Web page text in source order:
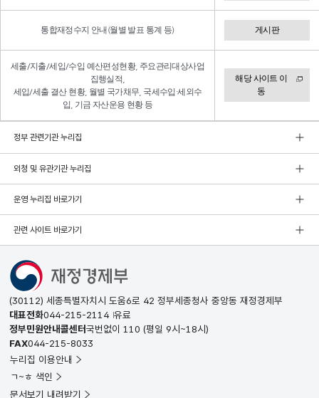
통합재정수지 안내(월별 발표 통계 등) 게시판
세출/지출/세입/수입 예산편성현황, 주요관리대상사업
집행실적,
세입/세출 결산 현황, 월별 국가채무, 국세수입·세외수
입, 기금 자산운용 현황 등
해당 사이트 이
동
정부 관련기관 누리집
외청 및 유관기관 누리집
운영 누리집 바로가기
관련 사이트 바로가기
(30112) 세종특별자치시 도움6로 42 정부세종청사 중앙동 재정경제부
대표전화044-215-2114 유료
정부민원안내콜센터국번없이 110 (평일 9시~18시)
FAX044-215-8033
누리집 이용안내
ㄱ~ㅎ 색인
문서보기 내려받기